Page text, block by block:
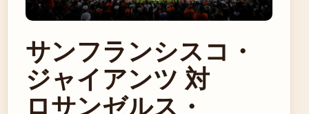
サンフランシスコ・
ジャイアンツ 対
ロサンゼルス・